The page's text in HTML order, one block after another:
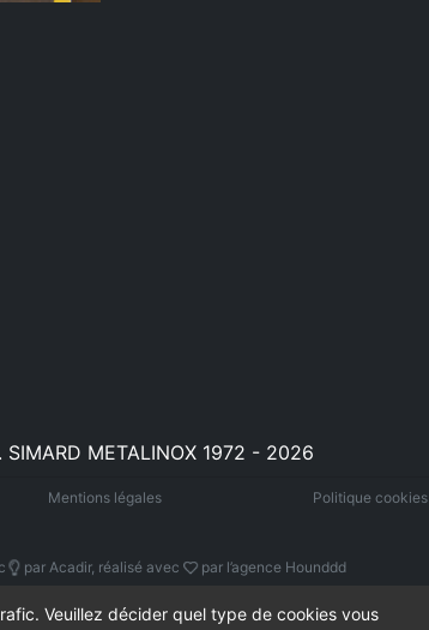
METALINOX 1972 - 2026
Mentions légales Politique cookies
intélligeance
par Acadir, réalisé avec amour
par l’agence Hounddd
Veuillez décider quel type de cookies vous